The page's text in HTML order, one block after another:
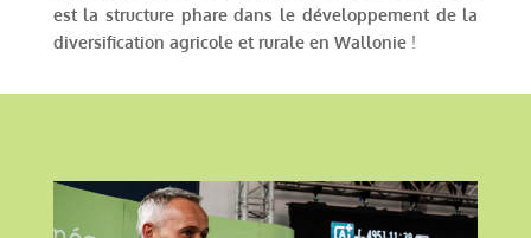
est la structure phare dans le développement de la
diversification agricole et rurale en Wallonie!